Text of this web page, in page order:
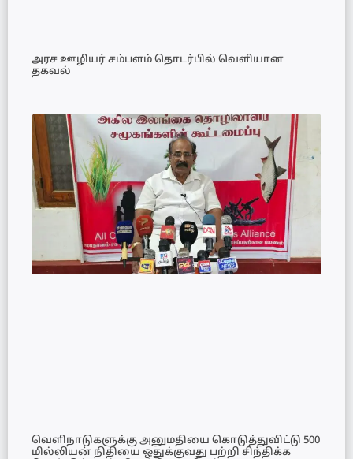
அரச ஊழியர் சம்பளம் தொடர்பில் வெளியான
தகவல்
வெளிநாடுகளுக்கு அனுமதியை கொடுத்துவிட்டு 500
மில்லியன் நிதியை ஒதுக்குவது பற்றி சிந்திக்க